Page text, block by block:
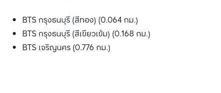
BTS กรุงธนบุรี (สีทอง) (0.064 กม.)
BTS กรุงธนบุรี (สีเขียวเข้ม) (0.168 กม.)
BTS เจริญนคร (0.776 กม.)